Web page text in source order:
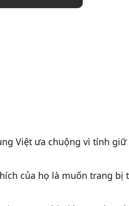
Việt ưa chuộng vì tính
của họ là muốn trang bị